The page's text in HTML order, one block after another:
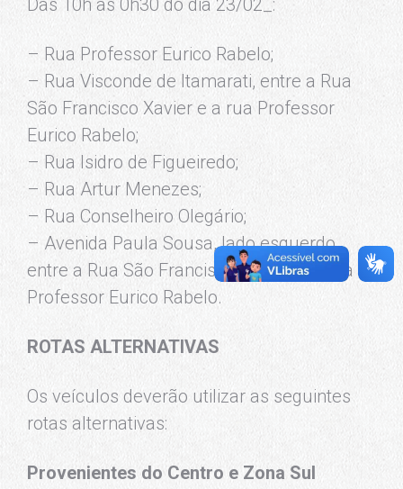
Das 10h às 0h30 do dia 23/02_:
– Rua Professor Eurico Rabelo;
– Rua Visconde de Itamarati, entre a Rua
São Francisco Xavier e a rua Professor
Eurico Rabelo;
– Rua Isidro de Figueiredo;
– Rua Artur Menezes;
– Rua Conselheiro Olegário;
– Avenida Paula Sousa, lado esquerdo,
entre a Rua São Francisco Xavier e a Rua
Professor Eurico Rabelo.
ROTAS ALTERNATIVAS
Os veículos deverão utilizar as seguintes
rotas alternativas:
Provenientes do Centro e Zona Sul